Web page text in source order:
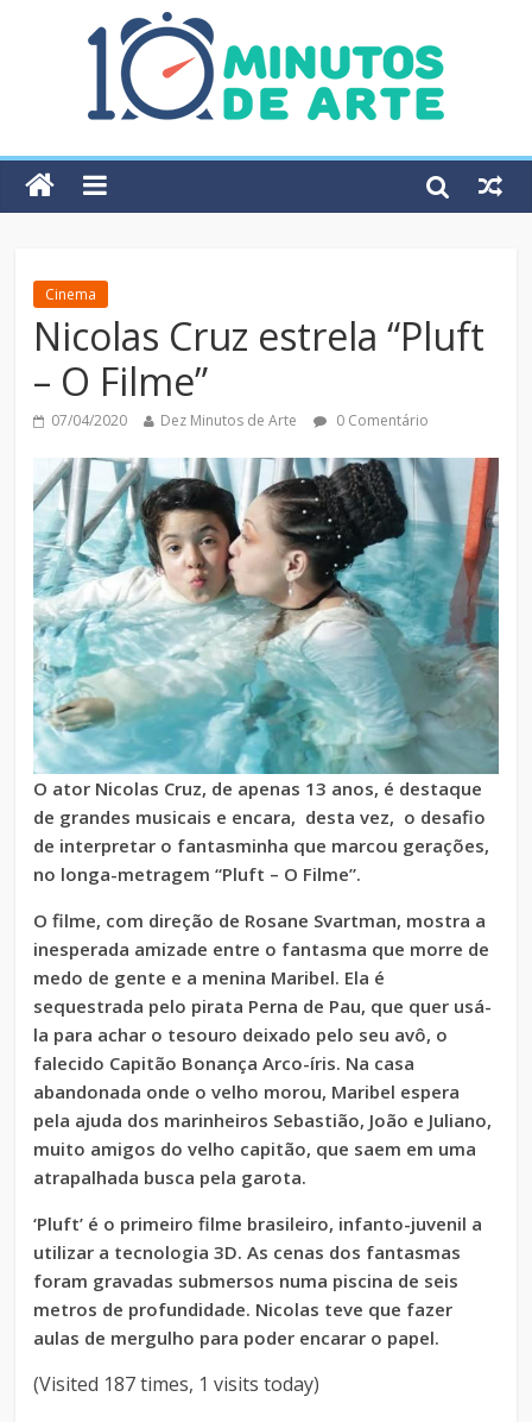
Cinema
Nicolas Cruz estrela “Pluft
– O Filme”
07/04/2020 Dez Minutos de Arte 0 Comentário
O ator Nicolas Cruz, de apenas 13 anos, é destaque
de grandes musicais e encara, desta vez, o desafio
de interpretar o fantasminha que marcou gerações,
no longa-metragem “Pluft – O Filme”.
O filme, com direção de Rosane Svartman, mostra a
inesperada amizade entre o fantasma que morre de
medo de gente e a menina Maribel. Ela é
sequestrada pelo pirata Perna de Pau, que quer usá-
la para achar o tesouro deixado pelo seu avô, o
falecido Capitão Bonança Arco-íris. Na casa
abandonada onde o velho morou, Maribel espera
pela ajuda dos marinheiros Sebastião, João e Juliano,
muito amigos do velho capitão, que saem em uma
atrapalhada busca pela garota.
‘Pluft’ é o primeiro filme brasileiro, infanto-juvenil a
utilizar a tecnologia 3D. As cenas dos fantasmas
foram gravadas submersos numa piscina de seis
metros de profundidade. Nicolas teve que fazer
aulas de mergulho para poder encarar o papel.
(Visited 187 times, 1 visits today)